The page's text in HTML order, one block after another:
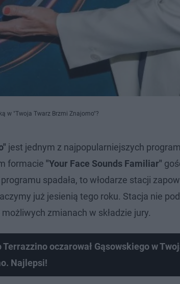
w "Twoja Twarz Brzmi Znajomo"?
jest jednym z najpopularniejszych
formacie "Your Face Sounds Familiar"
spadała, to włodarze stacji
już jesienią tego roku. Stacja nie
zmianach w składzie jury.
Terrazzino oczarował Gąsowskiego w
Najlepsi!